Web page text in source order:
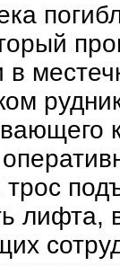
в
лифта,